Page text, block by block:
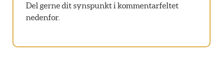
Del gerne dit synspunkt i kommentarfeltet
nedenfor.